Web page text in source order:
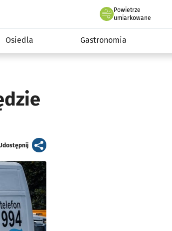
Powietrze
we Wrocławiu
umiarkowane
Osiedla Gastronomia
artykuł